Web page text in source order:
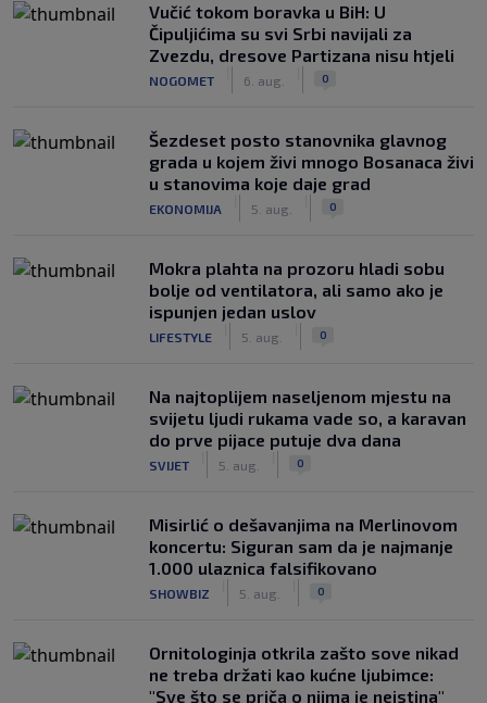
Vučić tokom boravka u BiH: U
Čipuljićima su svi Srbi navijali za
Zvezdu, dresove Partizana nisu htjeli
NOGOMET 6. aug. 0
Šezdeset posto stanovnika glavnog
grada u kojem živi mnogo Bosanaca živi
u stanovima koje daje grad
EKONOMIJA 5. aug. 0
Mokra plahta na prozoru hladi sobu
bolje od ventilatora, ali samo ako je
ispunjen jedan uslov
LIFESTYLE 5. aug. 0
Na najtoplijem naseljenom mjestu na
svijetu ljudi rukama vade so, a karavan
do prve pijace putuje dva dana
SVIJET 5. aug. 0
Misirlić o dešavanjima na Merlinovom
koncertu: Siguran sam da je najmanje
1.000 ulaznica falsifikovano
SHOWBIZ 5. aug. 0
Ornitologinja otkrila zašto sove nikad
ne treba držati kao kućne ljubimce:
"Sve što se priča o njima je neistina"